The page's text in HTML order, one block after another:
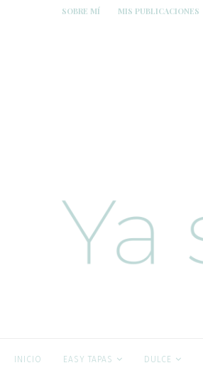
SOBRE MÍ MIS PUBLICACIONES
INICIO EASY TAPAS DULCE